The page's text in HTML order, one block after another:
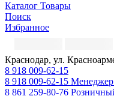
Каталог Товары
Поиск
Избранное
Краснодар, ул.
8 918 009-62-15
8 918 009-62-15 Менеджер
8 861 259-80-76